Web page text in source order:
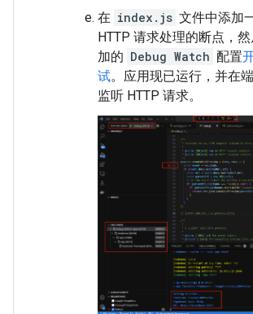
在 index.js 文件中添加
HTTP 请求处理的断点，
加的 Debug Watch 配置
试。应用现已运行，并在
监听 HTTP 请求。